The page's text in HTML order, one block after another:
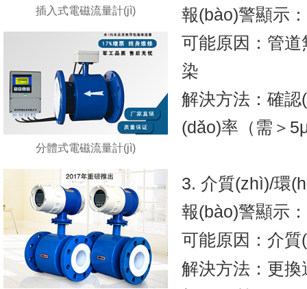
插入式電磁流量計(jì)
分體式電磁流量計(jì)
報(bào)警顯示
可能原因：管道無
染
解決方法：確認
(dǎo)率（需＞
3. 介質(zhì)/環
報(bào)警顯示
可能原因：介
解決方法：更